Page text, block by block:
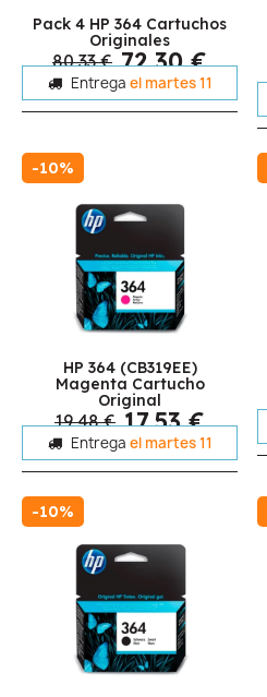
Pack 4 HP 364 Cartuchos
Originales
80,33 € 72,30 €
Entrega el martes 11
-10%
HP 364 (CB319EE)
Magenta Cartucho
Original
19,48 € 17,53 €
Entrega el martes 11
-10%